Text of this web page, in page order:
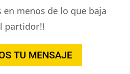
en menos de lo que baja
partidor!!
TU MENSAJE